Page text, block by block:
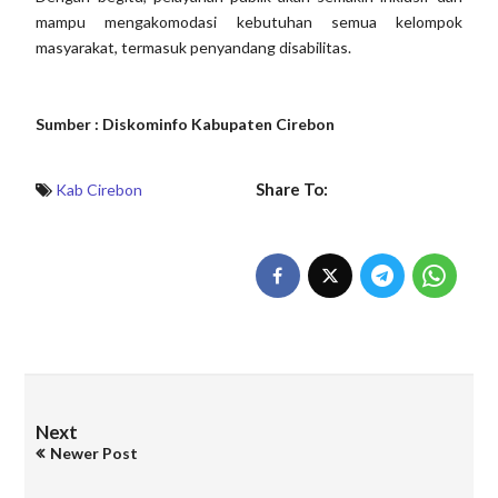
mampu mengakomodasi kebutuhan semua kelompok
masyarakat, termasuk penyandang disabilitas.
Sumber : Diskominfo Kabupaten Cirebon
Kab Cirebon Share To:
Next
Newer Post